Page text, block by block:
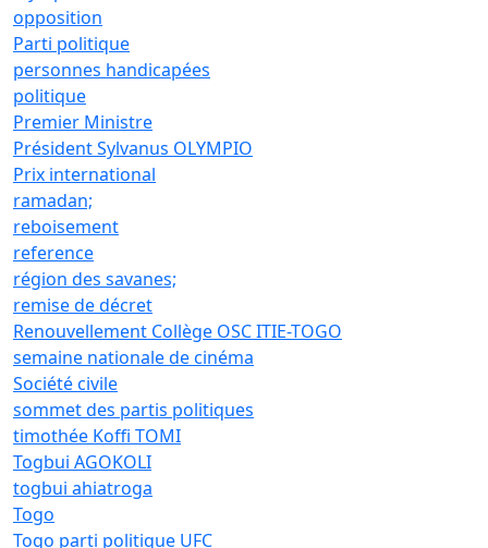
opposition
Parti politique
personnes handicapées
politique
Premier Ministre
Président Sylvanus OLYMPIO
Prix international
ramadan;
reboisement
reference
région des savanes;
remise de décret
Renouvellement Collège OSC ITIE-TOGO
semaine nationale de cinéma
Société civile
sommet des partis politiques
timothée Koffi TOMI
Togbui AGOKOLI
togbui ahiatroga
Togo
Togo parti politique UFC